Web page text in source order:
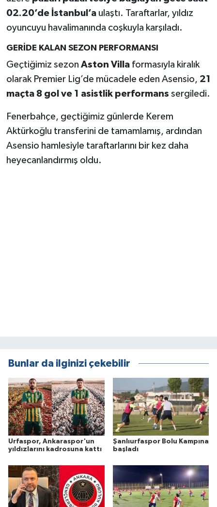
02.20’de İstanbul’aulaştı. Taraftarlar, yıldız
oyuncuyu havalimanında coşkuyla karşıladı.
GERİDE KALAN SEZON PERFORMANSI
Geçtiğimiz sezon Aston Villaformasıyla kiralık
olarak Premier Lig’de mücadele eden Asensio, 21
maçta 8 gol ve 1 asistlik performans sergiledi.
Fenerbahçe, geçtiğimiz günlerde Kerem
Aktürkoğlu transferini de tamamlamış, ardından
Asensio hamlesiyle taraftarlarını bir kez daha
heyecanlandırmış oldu.
Bunlar da ilginizi çekebilir
Urfaspor, Ankaraspor'un
yıldızlarını kadrosuna kattı
Şanlıurfaspor Bolu Kampına
başladı